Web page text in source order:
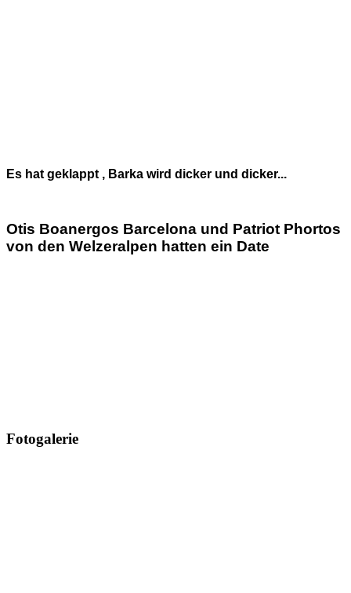
Es hat geklappt , Barka wird dicker und dicker...
Otis Boanergos Barcelona und Patriot Phortos
von den Welzeralpen hatten ein Date
Fotogalerie